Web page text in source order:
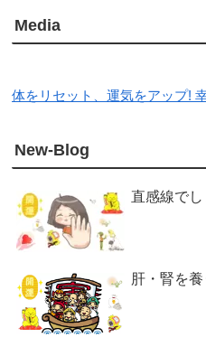
Media
体をリセット、運気をアップ!
New-Blog
直感線でし
肝・腎を